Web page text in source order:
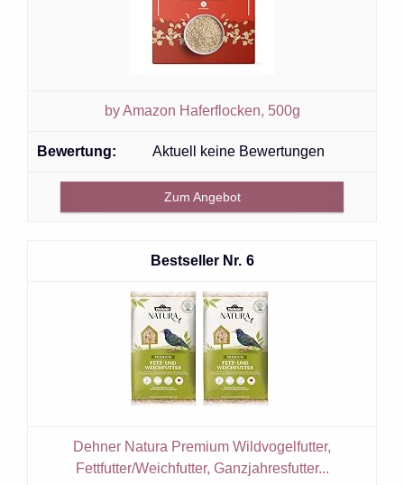
by Amazon Haferflocken, 500g
Aktuell keine Bewertungen
Zum Angebot
6
Dehner Natura Premium Wildvogelfutter,
Fettfutter/Weichfutter, Ganzjahresfutter...